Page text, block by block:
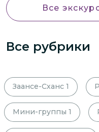
Все
Все рубрики
Заансе-Сханс 1
Мини-группы 1